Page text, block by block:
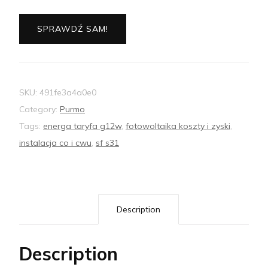
SPRAWDŹ SAM!
SKU: 491fe3a4a0e0
Category: Purmo
Tags: energa taryfa g12w, fotowoltaika koszty i zyski
instalacja co i cwu sf s31
Description
Description